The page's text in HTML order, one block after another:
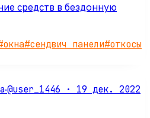
средств в бездонную
окна#сендвич панели#откосы
·@user_1446 · 19 дек. 2022